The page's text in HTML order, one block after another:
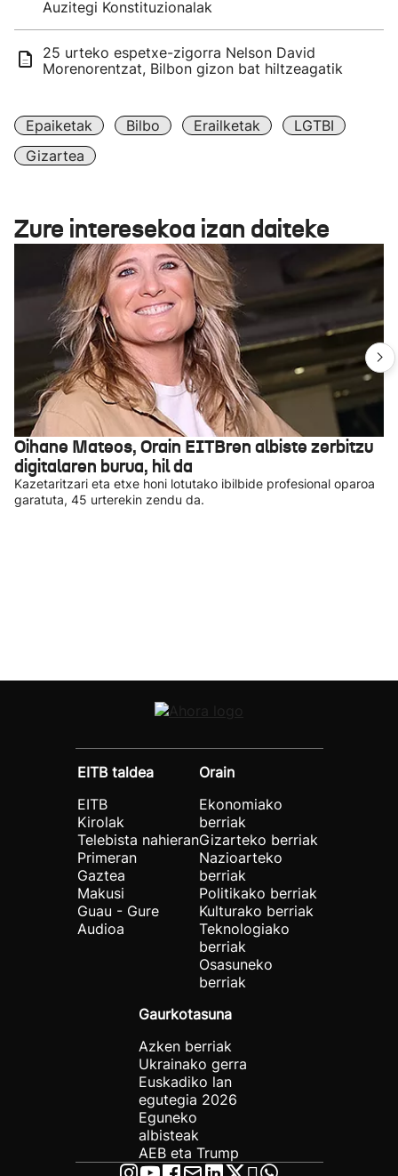
Auzitegi Konstituzionalak
25 urteko espetxe-zigorra Nelson David
Morenorentzat, Bilbon gizon bat hiltzeagatik
Epaiketak Bilbo Erailketak
LGTBI
Gizartea
Zure interesekoa izan daiteke
Oihane Mateos, Orain EITBren albiste zerbitzu
digitalaren burua, hil da
Kazetaritzari eta etxe honi lotutako ibilbide profesional oparoa
garatuta, 45 urterekin zendu da.
EITB taldea
EITB
Kirolak
Telebista nahieran
Primeran
Gaztea
Makusi
Guau - Gure
Audioa
Orain
Ekonomiako
berriak
Gizarteko berriak
Nazioarteko
berriak
Politikako berriak
Kulturako berriak
Teknologiako
berriak
Osasuneko
berriak
Gaurkotasuna
Azken berriak
Ukrainako gerra
Euskadiko lan
egutegia 2026
Eguneko
albisteak
AEB eta Trump